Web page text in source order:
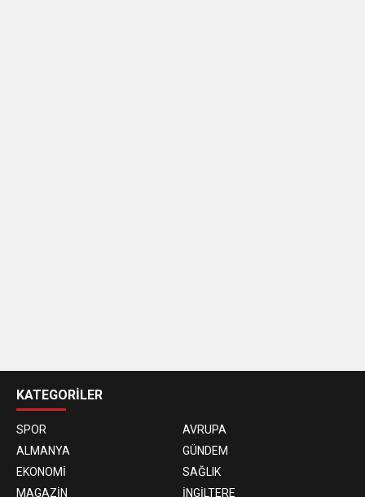
siteleri
KATEGORİLER
SPOR
AVRUPA
ALMANYA
GÜNDEM
EKONOMİ
SAĞLIK
MAGAZİN
İNGİLTERE